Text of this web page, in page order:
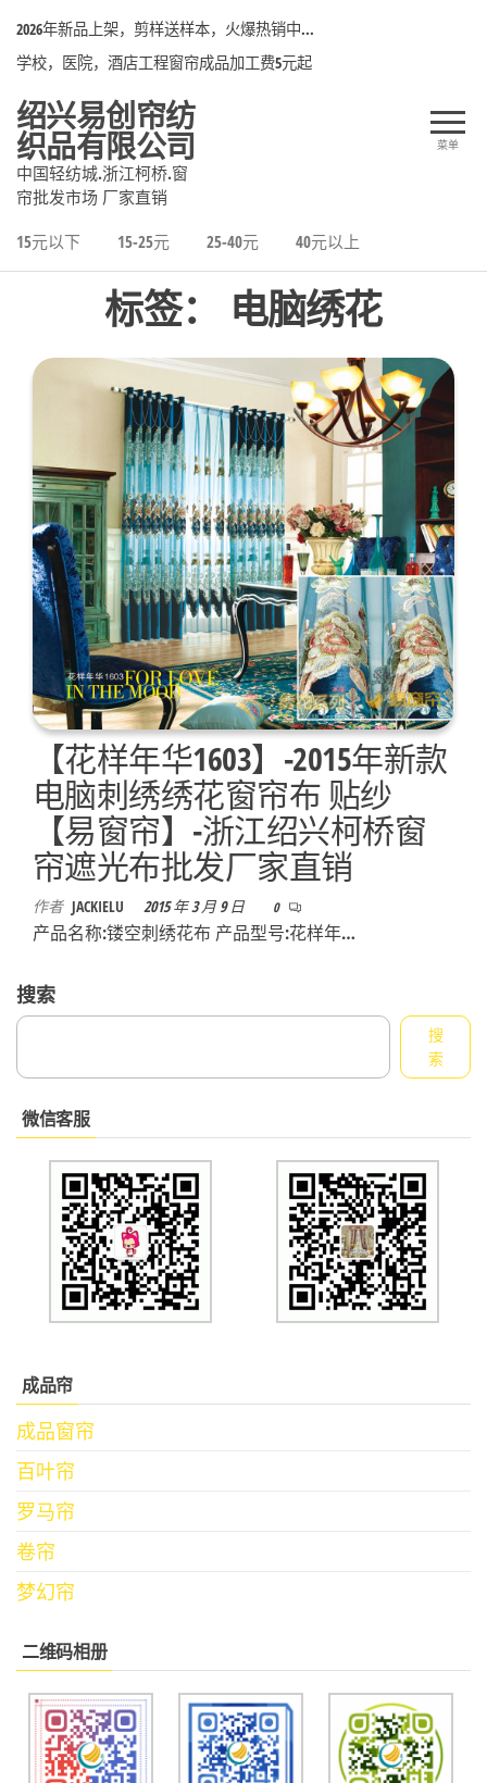
容
2026年新品上架，剪样送样本，火爆热销中...
学校，医院，酒店工程窗帘成品加工费5元起
绍兴易创帘纺
织品有限公司
中国轻纺城.浙江柯桥.窗
帘批发市场 厂家直销
菜单
15元以下 15-25元 25-40元 40元以上
标签： 电脑绣花
【花样年华1603】-2015年新款
电脑刺绣绣花窗帘布 贴纱
【易窗帘】-浙江绍兴柯桥窗
帘遮光布批发厂家直销
作者 JACKIELU 2015 年 3 月 9 日 0
产品名称:镂空刺绣花布 产品型号:花样年…
搜索
搜
索
微信客服
成品帘
成品窗帘
百叶帘
罗马帘
卷帘
梦幻帘
二维码相册